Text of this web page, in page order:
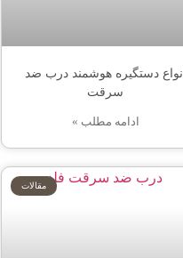
انواع دستگیره هوشمند درب ضد
سرقت
ادامه مطلب »
مقالات